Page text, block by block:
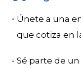
Únete a una
que cotiza en
Sé parte de